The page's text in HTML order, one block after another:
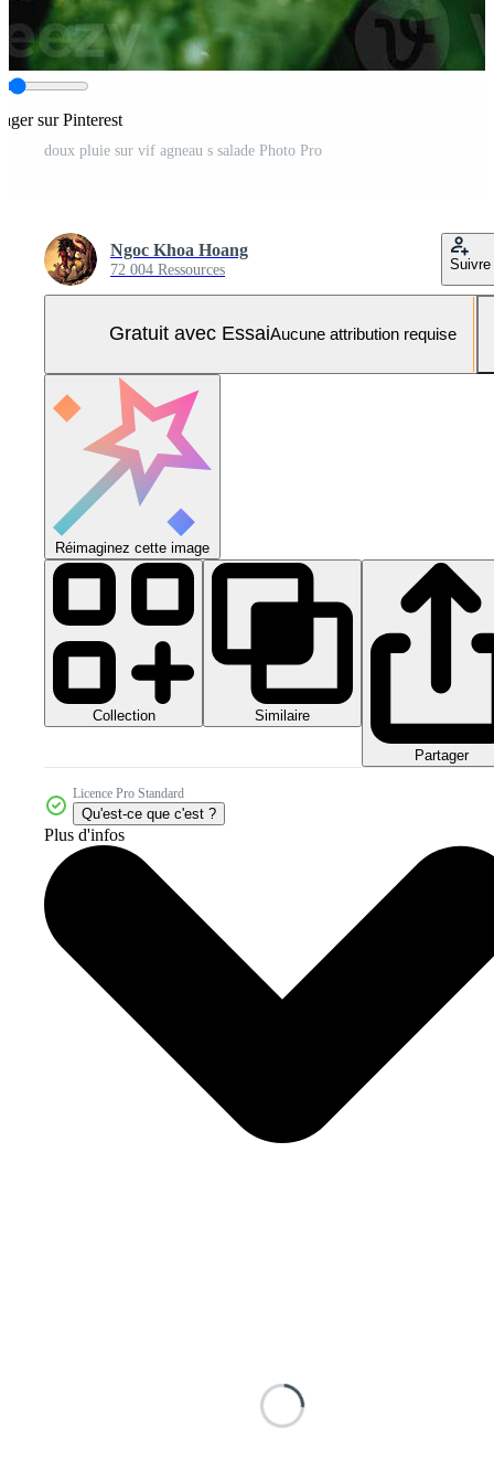
sur Pinterest
doux pluie sur vif agneau s salade Photo Pro
Ngoc Khoa Hoang
72 004 Ressources Suivre
Gratuit avec EssaiAucune attribution requise
Réimaginez cette image
Collection Similaire
Partager
Licence Pro Standard
Qu'est-ce que c'est ?
Plus d'infos